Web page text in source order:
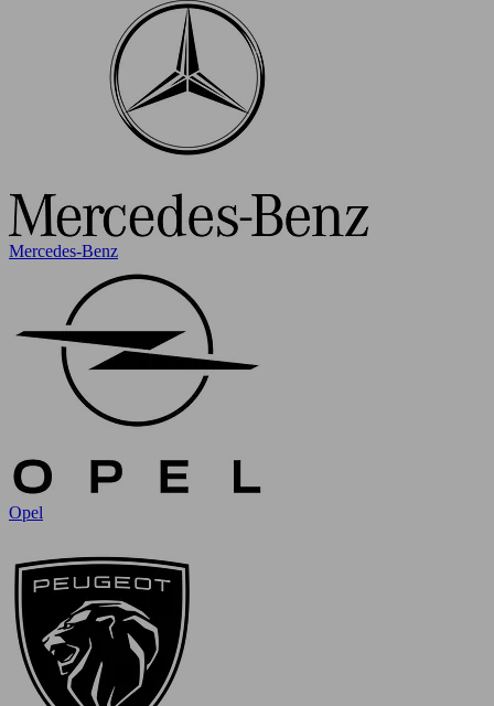
Mercedes-Benz
Opel